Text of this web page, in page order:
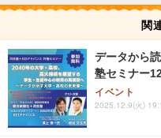
関
データから
塾セミナー
イベント
2025.12.9(火)